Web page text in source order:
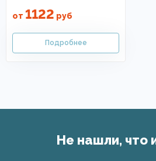
от 1122 руб
Не нашли, что